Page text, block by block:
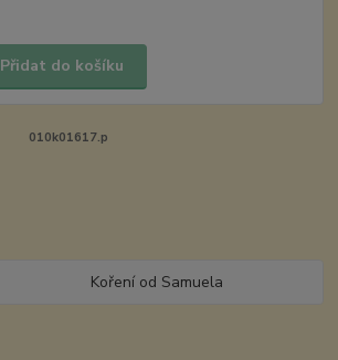
Přidat do košíku
010k01617.p
Koření od Samuela